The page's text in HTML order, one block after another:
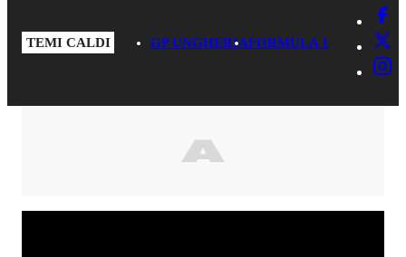
TEMI CALDI GP UNGHERIAFORMULA 1